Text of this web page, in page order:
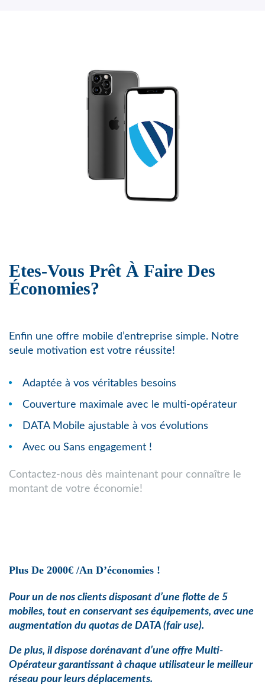
Etes-Vous Prêt À Faire Des
Économies?
Enfin une offre mobile d’entreprise simple. Notre
seule motivation est votre réussite!
Adaptée à vos véritables besoins
Couverture maximale avec le multi-opérateur
DATA Mobile ajustable à vos évolutions
Avec ou Sans engagement !
Contactez-nous dès maintenant pour connaître le
montant de votre économie!
Plus De 2000€ /an D’économies !
Pour un de nos clients disposant d’une flotte de 5
mobiles, tout en conservant ses équipements, avec une
augmentation du quotas de DATA (fair use).
De plus, il dispose dorénavant d’une offre Multi-
Opérateur garantissant à chaque utilisateur le meilleur
réseau pour leurs déplacements.